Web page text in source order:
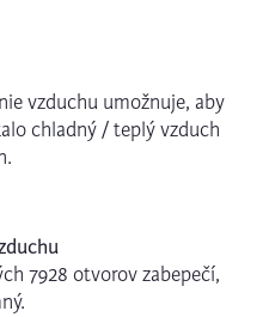
vzduchu umožnuje, aby
chladný / teplý vzduch
7928 otvorov zabepečí,